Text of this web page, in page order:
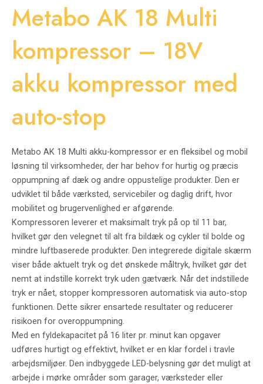
Metabo AK 18 Multi
kompressor – 18V
akku kompressor med
auto-stop
Metabo AK 18 Multi akku-kompressor er en fleksibel og mobil
løsning til virksomheder, der har behov for hurtig og præcis
oppumpning af dæk og andre oppustelige produkter. Den er
udviklet til både værksted, servicebiler og daglig drift, hvor
mobilitet og brugervenlighed er afgørende.
Kompressoren leverer et maksimalt tryk på op til 11 bar,
hvilket gør den velegnet til alt fra bildæk og cykler til bolde og
mindre luftbaserede produkter. Den integrerede digitale skærm
viser både aktuelt tryk og det ønskede måltryk, hvilket gør det
nemt at indstille korrekt tryk uden gætværk. Når det indstillede
tryk er nået, stopper kompressoren automatisk via auto-stop
funktionen. Dette sikrer ensartede resultater og reducerer
risikoen for overoppumpning.
Med en fyldekapacitet på 16 liter pr. minut kan opgaver
udføres hurtigt og effektivt, hvilket er en klar fordel i travle
arbejdsmiljøer. Den indbyggede LED-belysning gør det muligt at
arbejde i mørke områder som garager, værksteder eller